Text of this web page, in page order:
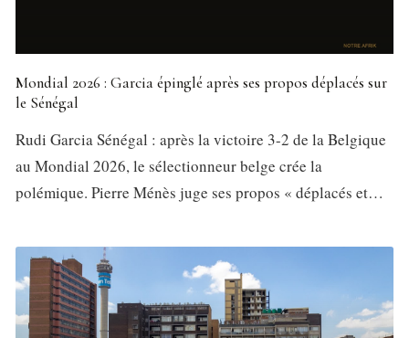
Mondial 2026 : Garcia épinglé après ses propos déplacés sur
le Sénégal
Rudi Garcia Sénégal : après la victoire 3-2 de la Belgique
au Mondial 2026, le sélectionneur belge crée la
polémique. Pierre Ménès juge ses propos « déplacés et…